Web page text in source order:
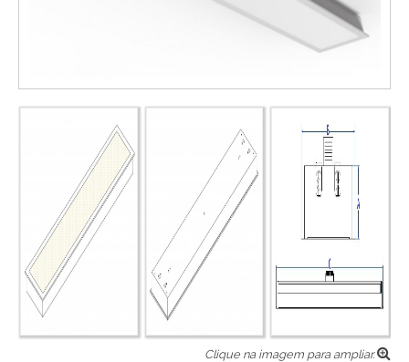
Clique na imagem para ampliar.